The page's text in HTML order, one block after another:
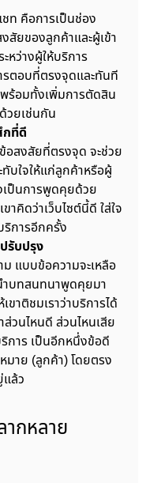
ท คือการเป็นช่อง
สัยของลูกค้าและผู้เข้า
หว่างผู้ให้บริการ
ตอบที่ตรงจุดและทันที
พร้อมทั้งเพิ่มการตัดสิน
วยเช่นกัน
กที่ดี
สงสัยที่ตรงจุด จะช่วย
บใจให้แก่ลูกค้าหรือผู้
เป็นการพูดคุยด้วย
าคิดว่าเว็บไซต์นี้ดี ใส่ใจ
ริการอีกครั้ง
รับปรุง
แบบข้อความจะเหลือ
ำบทสนทนาพูดคุยมา
ขาติชมเราว่าบริการได้
วนไหนดี ส่วนไหนเสีย
การ เป็นอีกหนึ่งข้อดี
มาย (ลูกค้า) โดยตรง
ล้ว
กหลาย